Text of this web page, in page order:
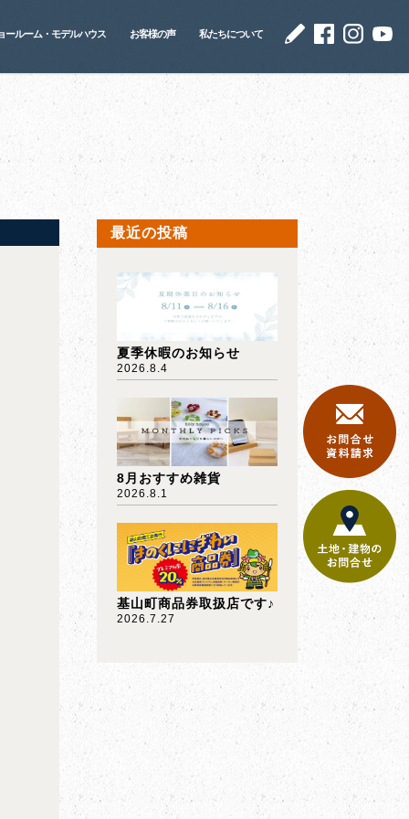
ールーム・モデルハウス お客様の声 私たちについて
最近の投稿
夏季休暇のお知らせ
2026.8.4
8月おすすめ雑貨
2026.8.1
基山町商品券取扱店です♪
2026.7.27